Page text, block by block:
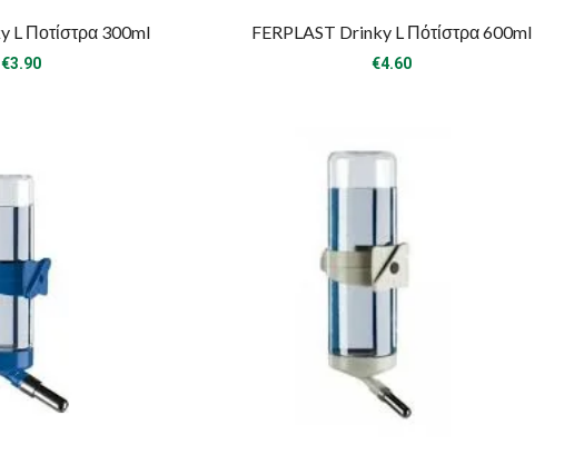
L Ποτίστρα 300ml
€3.90
FERPLAST Drinky L Πότίστρα 600ml
€4.60